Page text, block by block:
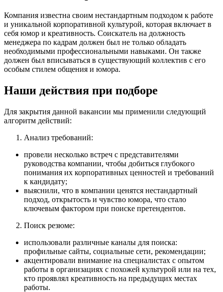
Компания известна своим нестандартным подходом к работе
и уникальной корпоративной культурой, которая включает в
себя юмор и креативность. Соискатель на должность
менеджера по кадрам должен был не только обладать
необходимыми профессиональными навыками. Он также
должен был вписываться в существующий коллектив с его
особым стилем общения и юмора.
Наши действия при подборе
Для закрытия данной вакансии мы применили следующий
алгоритм действий:
Анализ требований:
провели несколько встреч с представителями
руководства компании, чтобы добиться глубокого
понимания их корпоративных ценностей и требований
к кандидату;
выяснили, что в компании ценятся нестандартный
подход, открытость и чувство юмора, что стало
ключевым фактором при поиске претендентов.
Поиск резюме:
использовали различные каналы для поиска:
профильные сайты, социальные сети, рекомендации;
акцентировали внимание на специалистах с опытом
работы в организациях с похожей культурой или на тех,
кто проявлял креативность на предыдущих местах
работы.